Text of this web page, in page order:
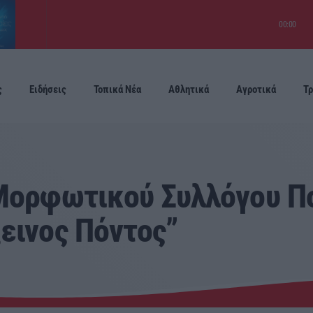
00:00
Ειδήσεις Τοπικά Νέα Αθλητικά Αγροτικά
Συλλόγου
Πόντος”